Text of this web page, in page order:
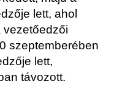
lett, ahol
vezetőedzői
szeptemberében
lett,
távozott.